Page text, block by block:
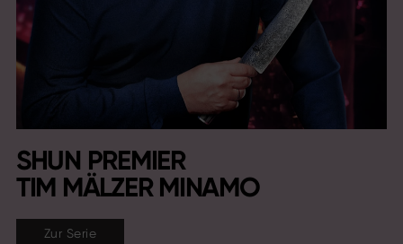
SHUN PREMIER
TIM MÄLZER MINAMO
Zur Serie